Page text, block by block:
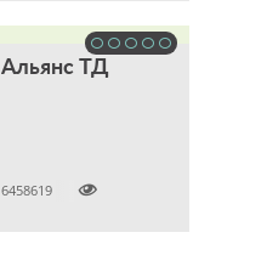
Альянс ТД

6458619